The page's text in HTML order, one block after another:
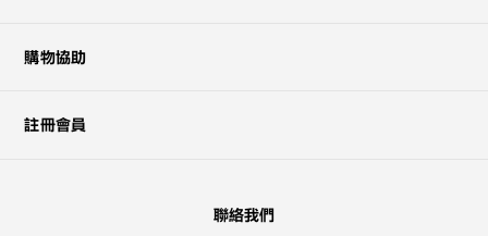
+¥0
購物協助
註冊會員
聯絡我們